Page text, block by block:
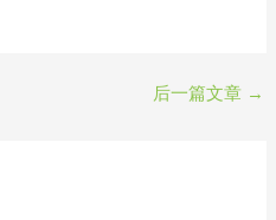
后一篇文章 →